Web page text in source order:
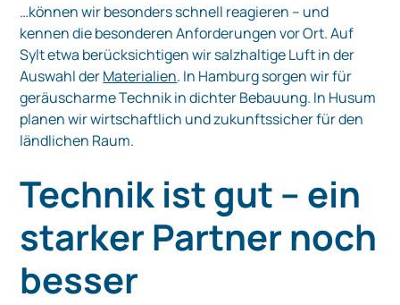
…können wir besonders schnell reagieren – und
kennen die besonderen Anforderungen vor Ort. Auf
Sylt etwa berücksichtigen wir salzhaltige Luft in der
Auswahl derMaterialien. In Hamburg sorgen wir für
geräuscharme Technik in dichter Bebauung. In Husum
planen wir wirtschaftlich und zukunftssicher für den
ländlichen Raum.
Technik ist gut – ein
starker Partner noch
besser